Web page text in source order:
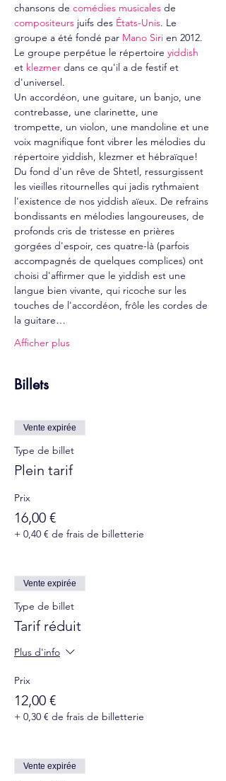
chansons de comédies musicales de
compositeurs juifs des États-Unis. Le
groupe a été fondé par Mano Siri en 2012.
Le groupe perpétue le répertoire yiddish
et klezmer dans ce qu'il a de festif et
d'universel.
Un accordéon, une guitare, un banjo, une
contrebasse, une clarinette, une
trompette, un violon, une mandoline et une
voix magnifique font vibrer les mélodies du
répertoire yiddish, klezmer et hébraïque!
Du fond d'un rêve de Shtetl, ressurgissent
les vieilles ritournelles qui jadis rythmaient
l'existence de nos yiddish aïeux. De refrains
bondissants en mélodies langoureuses, de
profonds cris de tristesse en prières
gorgées d'espoir, ces quatre-là (parfois
accompagnés de quelques complices) ont
choisi d'affirmer que le yiddish est une
langue bien vivante, qui ricoche sur les
touches de l'accordéon, frôle les cordes de
la guitare…
Afficher plus
Billets
Vente expirée
Type de billet
Plein tarif
Prix
16,00 €
+ 0,40 € de frais de billetterie
Vente expirée
Type de billet
Tarif réduit
Plus d'info
Prix
12,00 €
+ 0,30 € de frais de billetterie
Vente expirée